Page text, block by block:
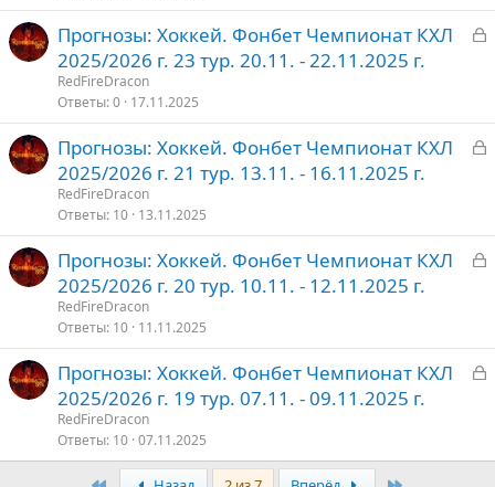
тЗ
т
Прогнозы: Хоккей. Фонбет Чемпионат КХЛ
2025/2026 г. 23 тур. 20.11. - 22.11.2025 г.
RedFireDracon
Ответы 0 17.11.2025
З
т
Прогнозы: Хоккей. Фонбет Чемпионат КХЛ
2025/2026 г. 21 тур. 13.11. - 16.11.2025 г.
RedFireDracon
Ответы 10 13.11.2025
З
т
Прогнозы: Хоккей. Фонбет Чемпионат КХЛ
2025/2026 г. 20 тур. 10.11. - 12.11.2025 г.
RedFireDracon
Ответы 10 11.11.2025
З
Прогнозы: Хоккей. Фонбет Чемпионат КХЛ
2025/2026 г. 19 тур. 07.11. - 09.11.2025 г.
RedFireDracon
Ответы 10 07.11.2025